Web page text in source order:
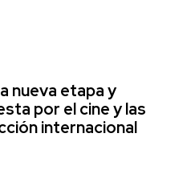
nueva etapa y
por el cine y las
internacional